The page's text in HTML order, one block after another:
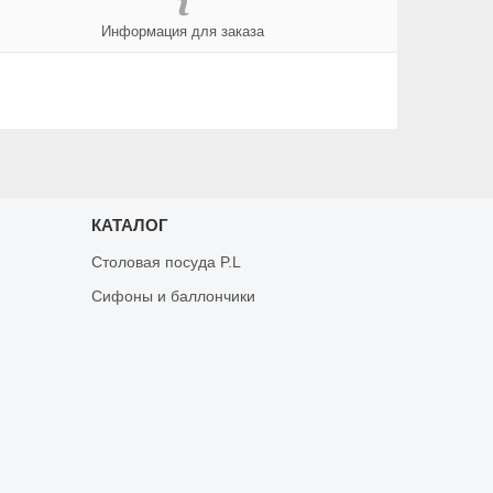
Информация для заказа
КАТАЛОГ
Столовая посуда P.L
Сифоны и баллончики